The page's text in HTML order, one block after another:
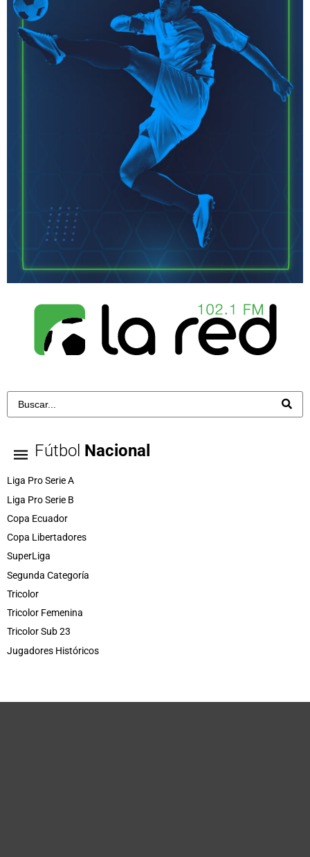
Fútbol Nacional
Liga Pro Serie A
Liga Pro Serie B
Copa Ecuador
Copa Libertadores
SuperLiga
Segunda Categoría
Tricolor
Tricolor Femenina
Tricolor Sub 23
Jugadores Históricos